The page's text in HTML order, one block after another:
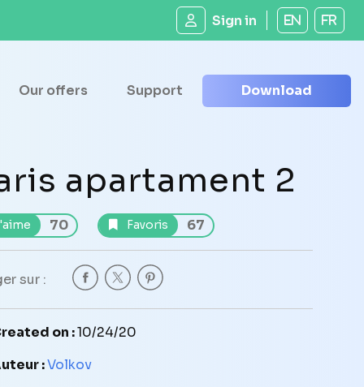
Sign in EN FR
Our offers Support Download
apartament 2
70 Favoris 67
sur :
on :10/24/20
:Volkov